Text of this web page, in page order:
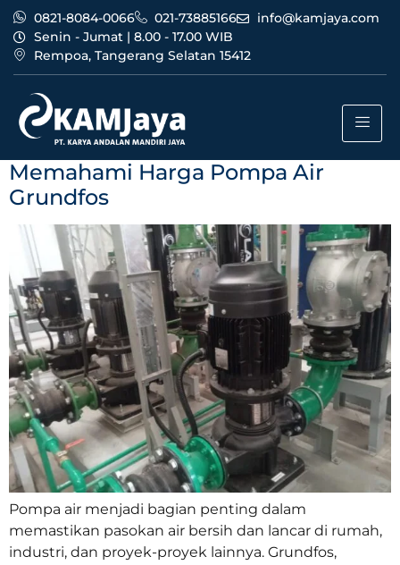
0821-8084-0066 021-73885166
info@kamjaya.com
Senin - Jumat | 8.00 - 17.00 WIB
Rempoa, Tangerang Selatan 15412
Tag:
air grundfos bandung
Memahami Harga Pompa Air
Grundfos
Pompa air menjadi bagian penting dalam
memastikan pasokan air bersih dan lancar di rumah,
industri, dan proyek-proyek lainnya. Grundfos,